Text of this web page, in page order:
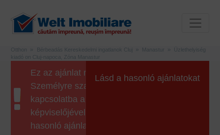
Otthon Bérbeadás Kereskedelmi ingatlanok Cluj Manastur
Üzlethelyiség
kiadó on Cluj-napoca, Zóna Manastur
Ez az ajánlat már nem érhető el.
Személyre szabott ajánlatért lépjen
kapcsolatba a Welt Imobiliare
képviselőjével, vagy kattintson a gombra
hasonló ajánlatokhoz.
Lásd a hasonló ajánlatokat